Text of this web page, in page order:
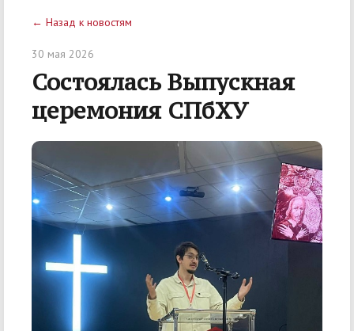
← Назад к новостям
30 мая 2026
Состоялась Выпускная
церемония СПбХУ